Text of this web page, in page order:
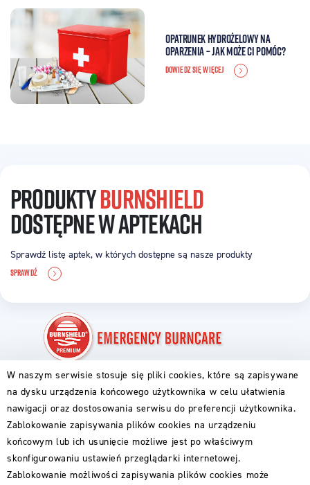
Opatrunek hydrożelowy na
oparzenia – jak może Ci pomóc?
DOWIEDZ SIĘ WIĘCEJ
PRODUKTYBURNSHIELD
DOSTĘPNE W APTEKACH
Sprawdź listę aptek, w których dostępne są nasze produkty
SPRAWDŹ
PIERWSZA POMOC
ABC OPARZENIA
DLA RODZICÓW
DLA GOTUJĄCYCH
DLA PODRÓŻNIKÓW
PRODUKTY BURNSHIELD
GDZIE KUPIĆ
W naszym serwisie stosuje się pliki cookies, które są zapisywane
na dysku urządzenia końcowego użytkownika w celu ułatwienia
nawigacji oraz dostosowania serwisu do preferencji użytkownika.
Zablokowanie zapisywania plików cookies na urządzeniu
końcowym lub ich usunięcie możliwe jest po właściwym
skonfigurowaniu ustawień przeglądarki internetowej.
Zablokowanie możliwości zapisywania plików cookies może